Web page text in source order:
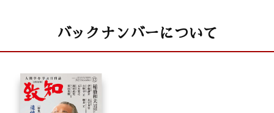
バックナンバーについて